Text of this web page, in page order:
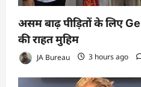
असम बाढ़ पीड़ितों के लिए
की राहत मुहिम
JA Bureau 3 hours ago